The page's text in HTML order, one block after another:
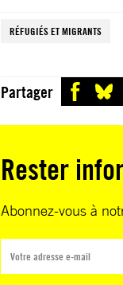
RÉFUGIÉS ET MIGRANTS
Partager
Rester
Abonnez-vous à